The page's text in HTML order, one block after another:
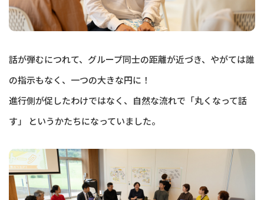
話が弾むにつれて、グループ同士の距離が近づき、やがては誰
の指示もなく、一つの大きな円に！
進行側が促したわけではなく、自然な流れで「丸くなって話
す」 というかたちになっていました。